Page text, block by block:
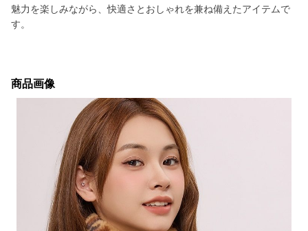
魅力を楽しみながら、快適さとおしゃれを兼ね備えたアイテムで
す。
商品画像